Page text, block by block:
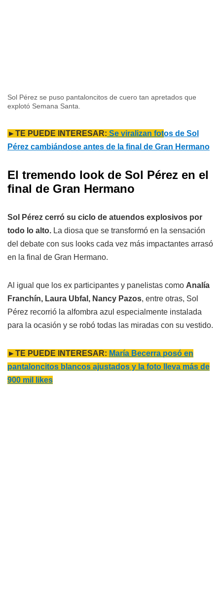
Sol Pérez se puso pantaloncitos de cuero tan apretados que
explotó Semana Santa.
►TE PUEDE INTERESAR: Se viralizan fotos de Sol
Pérez cambiándose antes de la final de Gran Hermano
El tremendo look de Sol Pérez en el
final de Gran Hermano
Sol Pérez cerró su ciclo de atuendos explosivos por
todo lo alto. La diosa que se transformó en la sensación
del debate con sus looks cada vez más impactantes arrasó
en la final de Gran Hermano.
Al igual que los ex participantes y panelistas como Analía
Franchín, Laura Ubfal, Nancy Pazos, entre otras, Sol
Pérez recorrió la alfombra azul especialmente instalada
para la ocasión y se robó todas las miradas con su vestido.
►TE PUEDE INTERESAR: María Becerra posó en
pantaloncitos blancos ajustados y la foto lleva más de
900 mil likes